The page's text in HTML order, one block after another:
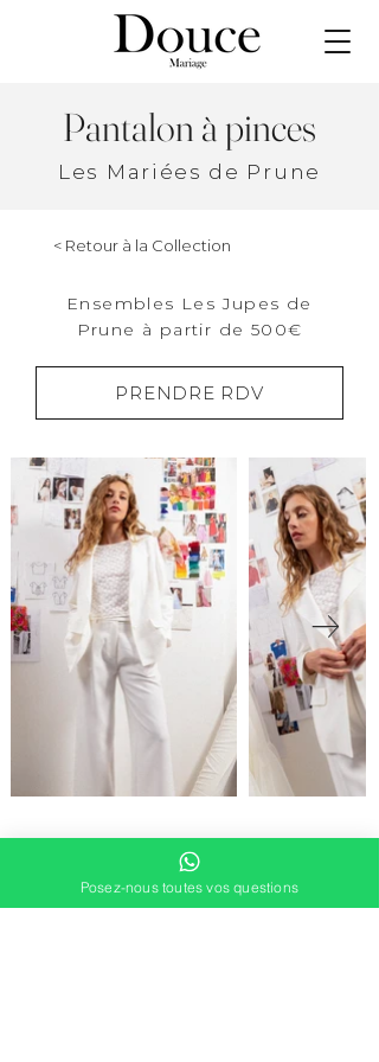
Pantalon à pinces
Les Mariées de Prune
< Retour à la Collection
Ensembles Les Jupes de
Prune à partir de 500€
PRENDRE RDV
Posez-nous toutes vos questions